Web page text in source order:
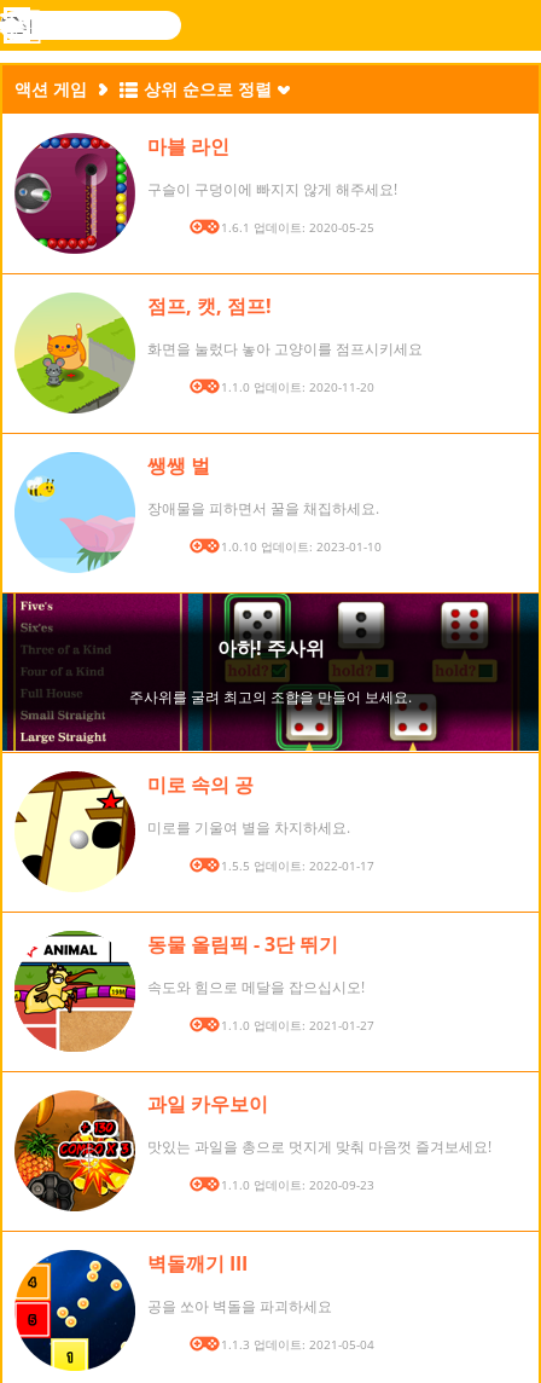
Novel
검
색
로그
메
뉴
액션 게임 상위 순으로 정렬
마블 라인
구슬이 구덩이에 빠지지 않게 해주세요!
버전: 1.6.1 업데이트: 2020-05-25
점프, 캣, 점프!
화면을 눌렀다 놓아 고양이를 점프시키세요
버전: 1.1.0 업데이트: 2020-11-20
쌩쌩 벌
장애물을 피하면서 꿀을 채집하세요.
버전: 1.0.10 업데이트: 2023-01-10
미로 속의 공
미로를 기울여 별을 차지하세요.
버전: 1.5.5 업데이트: 2022-01-17
동물 올림픽 - 3단 뛰기
속도와 힘으로 메달을 잡으십시오!
버전: 1.1.0 업데이트: 2021-01-27
과일 카우보이
맛있는 과일을 총으로 멋지게 맞춰 마음껏 즐겨보세요!
버전: 1.1.0 업데이트: 2020-09-23
벽돌깨기 III
공을 쏘아 벽돌을 파괴하세요
버전: 1.1.3 업데이트: 2021-05-04